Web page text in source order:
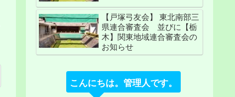
【戸塚弓友会】 東北南部三
県連合審査会 並びに【栃
木】関東地域連合審査会の
お知らせ
こんにちは。管理人です。